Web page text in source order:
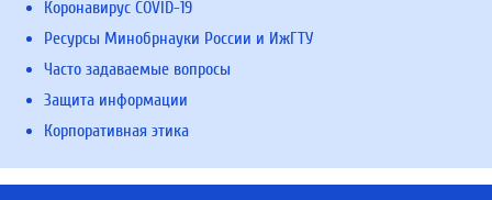
Коронавирус COVID-19
Ресурсы Минобрнауки России и ИжГТУ
Часто задаваемые вопросы
Защита информации
Корпоративная этика